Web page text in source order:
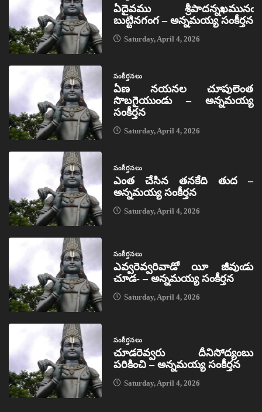
ఏదైవము శ్రీపాదన్నఖమునఁ
బుట్టినగంగ – అన్నమయ్య సంకీర్తన
Saturday, April 4, 2026
సంకీర్తనలు
ఏణ నయనల చూపులెంత
సొబగైయుండు – అన్నమయ్య
సంకీర్తన
Saturday, April 4, 2026
సంకీర్తనలు
ఎంత చేసిన తనకేది తుద –
అన్నమయ్య సంకీర్తన
Saturday, April 4, 2026
సంకీర్తనలు
ఎవ్వరెవ్వరివాడో యీ జీవుఁడు
చూడ- – అన్నమయ్య సంకీర్తన
Saturday, April 4, 2026
సంకీర్తనలు
చూడరెవ్వరు దీనిసోద్యంబు
పరికించి – అన్నమయ్య సంకీర్తన
Saturday, April 4, 2026